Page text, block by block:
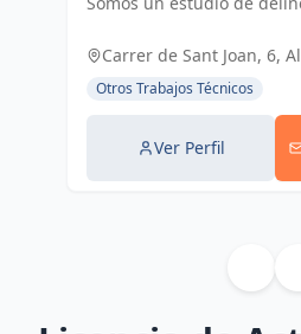
básicos, de ejecución,
industrial, diseño 3D de p...
Carrer de Sant Joan, 6,
España
Otros Trabajos Técnicos
Ver Perfil